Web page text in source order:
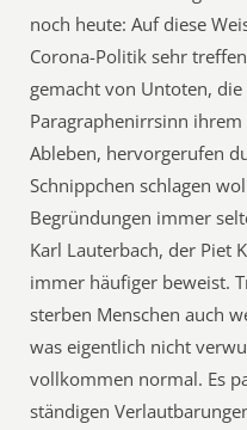
noch heute: Auf diese
Corona-Politik sehr
gemacht von Untoten,
Paragraphenirrsinn
Ableben, hervorgerufen
Schnippchen schlagen
Begründungen immer
Karl Lauterbach, der Piet
immer häufiger beweist.
sterben Menschen auch
was eigentlich nicht
vollkommen normal. Es
ständigen